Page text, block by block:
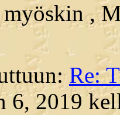
,
Re:
6, 2019